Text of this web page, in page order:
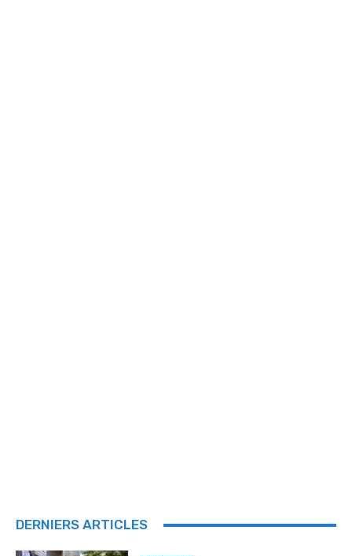
DERNIERS ARTICLES